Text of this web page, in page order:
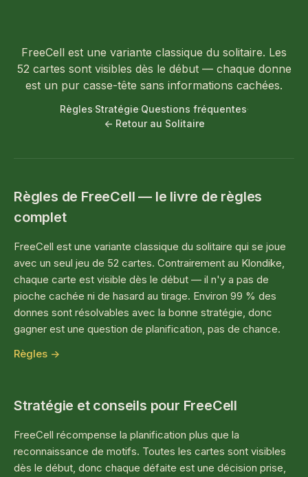
FreeCell est une variante classique du solitaire. Les
52 cartes sont visibles dès le début — chaque donne
est un pur casse-tête sans informations cachées.
Règles·Stratégie·Questions fréquentes·
← Retour au Solitaire
Règles de FreeCell — le livre de règles
complet
FreeCell est une variante classique du solitaire qui se joue
avec un seul jeu de 52 cartes. Contrairement au Klondike,
chaque carte est visible dès le début — il n'y a pas de
pioche cachée ni de hasard au tirage. Environ 99 % des
donnes sont résolvables avec la bonne stratégie, donc
gagner est une question de planification, pas de chance.
Règles →
Stratégie et conseils pour FreeCell
FreeCell récompense la planification plus que la
reconnaissance de motifs. Toutes les cartes sont visibles
dès le début, donc chaque défaite est une décision prise,